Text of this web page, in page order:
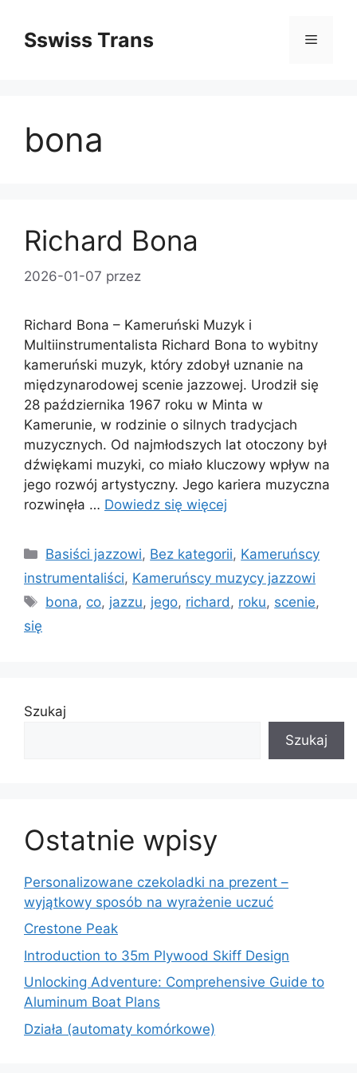
treściSswiss Trans Menu
bona
Richard Bona
2026-01-07 przez
Richard Bona – Kameruński Muzyk i
Multiinstrumentalista Richard Bona to wybitny
kameruński muzyk, który zdobył uznanie na
międzynarodowej scenie jazzowej. Urodził się
28 października 1967 roku w Minta w
Kamerunie, w rodzinie o silnych tradycjach
muzycznych. Od najmłodszych lat otoczony był
dźwiękami muzyki, co miało kluczowy wpływ na
jego rozwój artystyczny. Jego kariera muzyczna
rozwinęła … Dowiedz się więcej
Kategorie
Basiści jazzowi, Bez kategorii, Kameruńscy
instrumentaliści, Kameruńscy muzycy jazzowi
Tagi
bona, co, jazzu, jego, richard , roku, scenie,
się
Szukaj
Szukaj
Ostatnie wpisy
Personalizowane czekoladki na prezent –
wyjątkowy sposób na wyrażenie uczuć
Crestone Peak
Introduction to 35m Plywood Skiff Design
Unlocking Adventure: Comprehensive Guide to
Aluminum Boat Plans
Działa (automaty komórkowe)